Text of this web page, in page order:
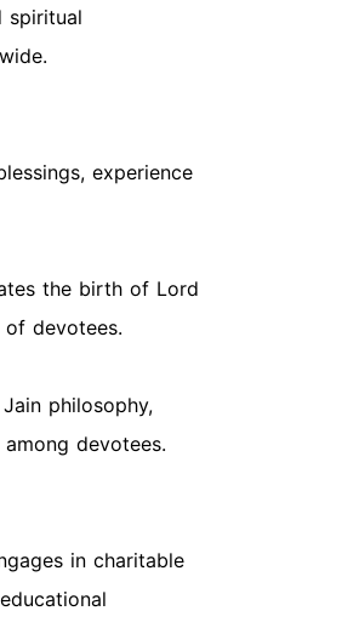
spiritual
experience
the birth of Lord
devotees.
philosophy,
devotees.
in charitable